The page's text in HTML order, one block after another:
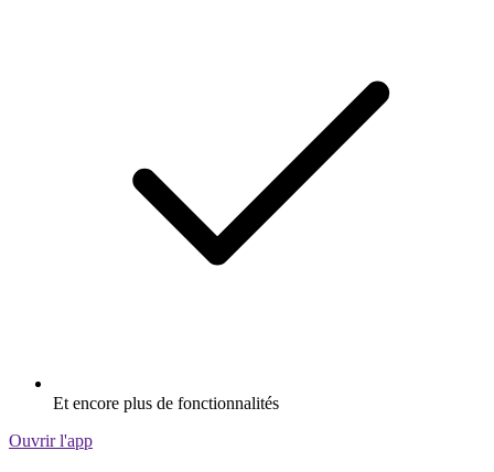
Et encore plus de fonctionnalités
Ouvrir l'app